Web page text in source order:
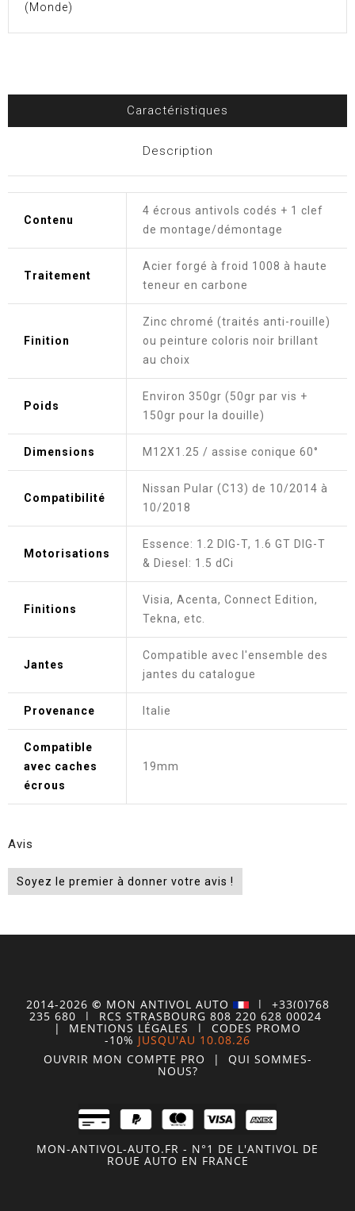
(Monde)
Caractéristiques
Description
Contenu
4 écrous antivols codés + 1 clef
de montage/démontage
Traitement
Acier forgé à froid 1008 à haute
teneur en carbone
Finition
Zinc chromé (traités anti-rouille)
ou peinture coloris noir brillant
au choix
Poids
Environ 350gr (50gr par vis +
150gr pour la douille)
Dimensions M12X1.25 / assise conique 60°
Compatibilité
Nissan Pular (C13) de 10/2014 à
10/2018
Motorisations
Essence: 1.2 DIG-T, 1.6 GT DIG-T
& Diesel: 1.5 dCi
Finitions
Visia, Acenta, Connect Edition,
Tekna, etc.
Jantes
Compatible avec l'ensemble des
jantes du catalogue
Provenance Italie
Compatible
avec caches
écrous
19mm
Avis
Soyez le premier à donner votre avis !
2014-2026 © MON ANTIVOL AUTO | +33(0)768
235 680 | RCS STRASBOURG 808 220 628 00024
| MENTIONS LÉGALES | CODES PROMO
-10% JUSQU'AU 10.08.26
OUVRIR MON COMPTE PRO | QUI SOMMES-
NOUS?
MON-ANTIVOL-AUTO.FR - N°1 DE L'ANTIVOL DE
ROUE AUTO EN FRANCE